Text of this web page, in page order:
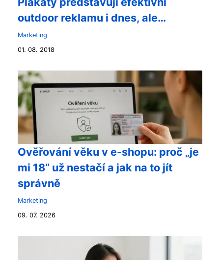
outdoor reklamu i dnes, ale…
Marketing
01. 08. 2018
Ověřování věku v e-shopu: proč „je
mi 18“ už nestačí a jak na to jít
správně
Marketing
09. 07. 2026